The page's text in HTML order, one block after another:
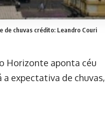
de chuvas crédito: Leandro Couri
Horizonte aponta céu
expectativa de chuvas,